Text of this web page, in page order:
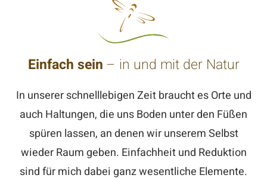
Einfach sein – in und mit der Natur
In unserer schnelllebigen Zeit braucht es Orte und
auch Haltungen, die uns Boden unter den Füßen
spüren lassen, an denen wir unserem Selbst
wieder Raum geben. Einfachheit und Reduktion
sind für mich dabei ganz wesentliche Elemente.